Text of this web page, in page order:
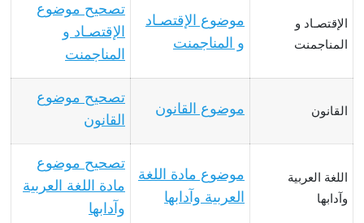
الإقتصـاد و
المناجمنت
موضوع الإقتصـاد
و المناجمنت
تصحيح موضوع
الإقتصـاد و
المناجمنت
القانون موضوع القانون
تصحيح موضوع
القانون
اللغة العربية
وآدابها
موضوع مادة اللغة
العربية وآدابها
تصحيح موضوع
مادة اللغة العربية
وآدابها